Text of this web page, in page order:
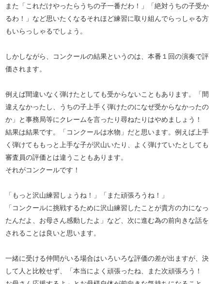
また「これだけやったらうちの子一番だわ！」「絶対うちの子受か
るわ！」など思いたくなるそれほど練習に取り組んでらっしゃる方
もいらっしゃるでしょう。
しかしながら、コンクールの結果というのは、本番１回の演奏で評
価されます。
例えば間違いなく弾けたとしても受からないこともあります。「間
違えなかったし、うちの子上手く弾けたのになぜ受からなかったの
か」と事務局等にクレームを言ったり尋ねたりはやめましょう！
結果は結果です。「コンクールは水物」だと思います。例えば上手
く弾けてももっと上手な子が沢山いたり、よく弾けていたとしても
審査員の評価とは違うこともあります。
それがコンクールです！
「もっと沢山練習しょうね！」「また頑張ろうね！」
「コンクールに挑戦するために沢山練習したことが貴方の力になっ
たんだよ、お母さん感動したよ」など、次に進む為の前向きな話を
されることは良いと思います。
一緒に受ける仲間がいる場合はいろいろな評価の差が出ますが、決
して人と比較せず、「本当によく頑張ったね、また次頑張ろう！